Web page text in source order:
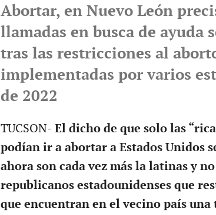
Abortar, en Nuevo León
llamadas en busca de ayuda
tras las restricciones al
implementadas por varios
de 2022
TUCSON- El dicho de que solo las
podían ir a abortar a Estados Unidos
ahora son cada vez más la latinas y
republicanos estadounidenses que
que encuentran en el vecino país una